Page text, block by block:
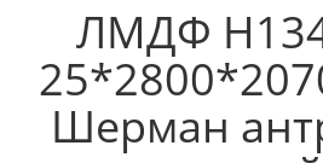
ЛМДФ
Шерман